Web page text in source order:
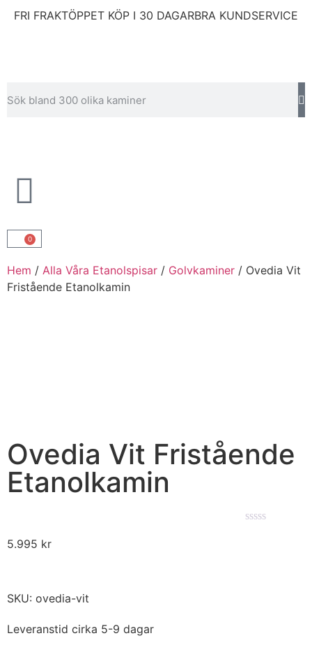
FRI FRAKTÖPPET KÖP I 30 DAGARBRA KUNDSERVICE
0
Hem / Alla Våra Etanolspisar / Golvkaminer / Ovedia Vit
Fristående Etanolkamin
Ovedia Vit Fristående
Etanolkamin
5.995 kr
SKU: ovedia-vit
Leveranstid cirka 5-9 dagar